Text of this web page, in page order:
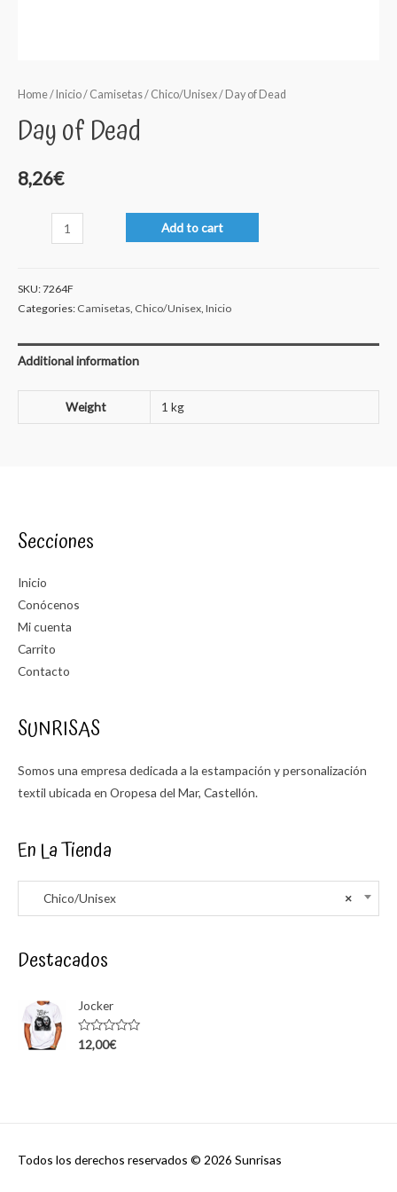
Home/ Inicio/ Camisetas/ Chico/Unisex/ Day of Dead
Day of Dead
8,26€
quantity
Add to cart
SKU:7264F
Categories: Camisetas, Chico/Unisex, Inicio
Additional information
Weight 1 kg
Secciones
Inicio
Conócenos
Mi cuenta
Carrito
Contacto
SUNRISAS
Somos una empresa dedicada a la estampación y personalización
textil ubicada en Oropesa del Mar, Castellón.
En La Tienda
×
Chico/Unisex
Destacados
Jocker
Rated
12,00€
Todos los derechos reservados © 2026 Sunrisas